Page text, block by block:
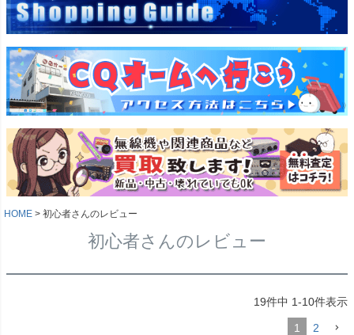
HOME 初心者さんのレビュー
初心者さんのレビュー
19件中 1-10件表示
1 2